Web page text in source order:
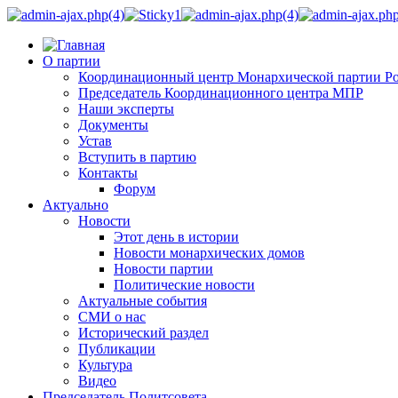
О партии
Координационный центр Монархической партии
Председатель Координационного центра МПР
Наши эксперты
Документы
Устав
Вступить в партию
Контакты
Форум
Актуально
Новости
Этот день в истории
Новости монархических домов
Новости партии
Политические новости
Актуальные события
СМИ о нас
Исторический раздел
Публикации
Культура
Видео